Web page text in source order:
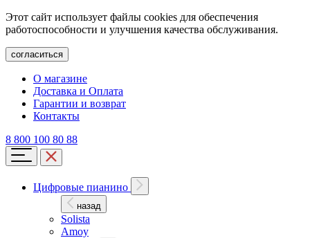
Этот сайт использует файлы cookies для обеспечения
работоспособности и улучшения качества обслуживания.
согласиться
О магазине
Доставка и Оплата
Гарантии и возврат
Контакты
8 800 100 80 88
Цифровые пианино
назад
Solista
Amoy